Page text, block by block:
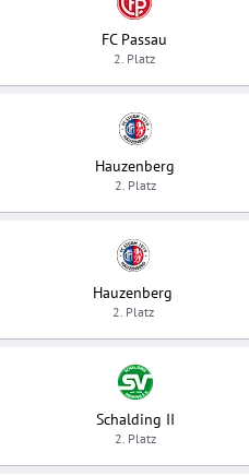
FC Passau
2. Platz
Hauzenberg
2. Platz
Hauzenberg
2. Platz
Schalding II
2. Platz